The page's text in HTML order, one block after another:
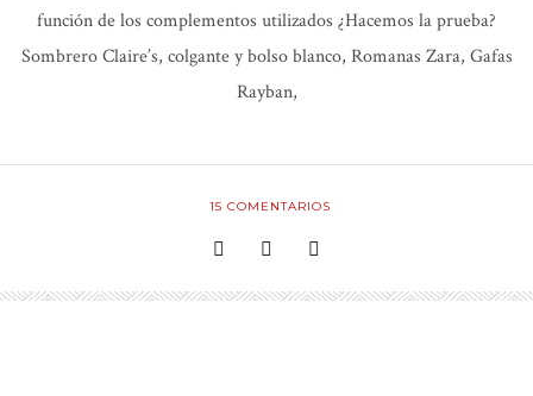
función de los complementos utilizados ¿Hacemos la prueba?
Sombrero Claire’s, colgante y bolso blanco, Romanas Zara, Gafas
Rayban,
15 COMENTARIOS